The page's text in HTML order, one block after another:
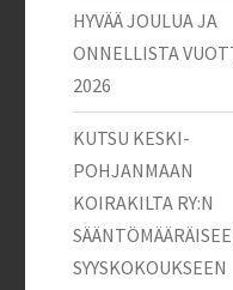
HYVÄÄ JOULUA JA
ONNELLISTA
2026
KUTSU KESKI-
POHJANMAAN
KOIRAKILTA RY:N
SYYSKOKOUKSEEN